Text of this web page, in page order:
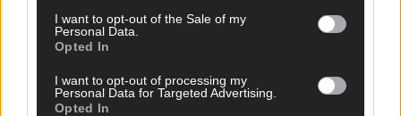
I want to opt-out of the Sale of my
Personal Data.
Opted In
I want to opt-out of processing my
Personal Data for Targeted Advertising.
Opted In
Eurovision
FLASH – DAS VIDEOPORTAL